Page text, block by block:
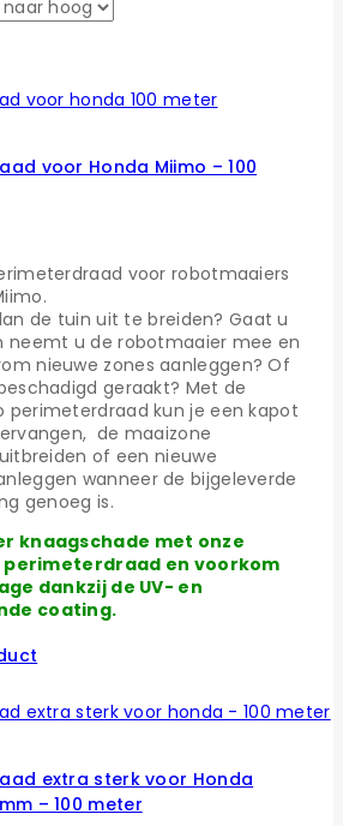
voor Honda Miimo – 100
voor robotmaaiers
de tuin uit te breiden? Gaat u
neemt u de robotmaaier mee en
nieuwe zones aanleggen? Of
geraakt? Met de
perimeterdraad kun je een kapot
de maaizone
of een nieuwe
wanneer de bijgeleverde
genoeg is.
knaagschade met onze
perimeterdraad en voorkom
dankzij de UV- en
coating.
extra sterk voor Honda
– 100 meter